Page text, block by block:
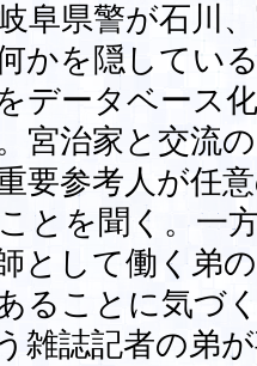
阜県警が石川
かを隠してい
データベース
宮治家と交流
要参考人が任
とを聞く。一
として働く弟
ることに気づ
雑誌記者の弟